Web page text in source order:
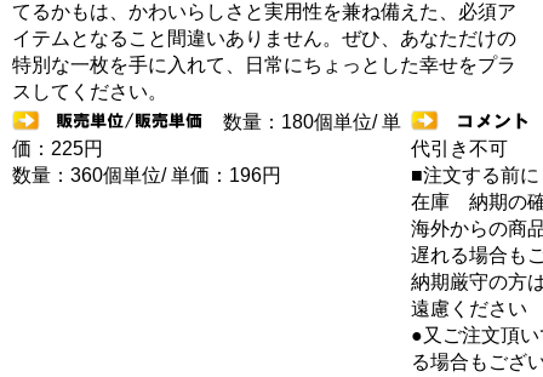
てるかもは、かわいらしさと実用性を兼ね備えた、必須ア
イテムとなること間違いありません。ぜひ、あなただけの
特別な一枚を手に入れて、日常にちょっとした幸せをプラ
スしてください。
数量：180個単位/ 単
価：225円
数量：360個単位/ 単価：196円
代引き不可
■注文する前に
在庫 納期の
海外からの商
遅れる場合も
納期厳守の方
遠慮ください
●又ご注文頂
る場合もござ